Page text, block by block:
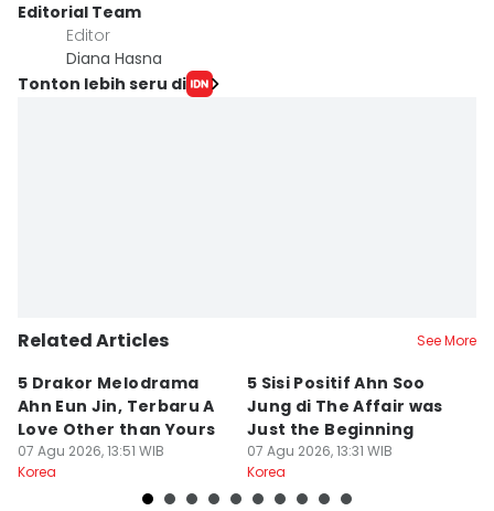
Editorial Team
Editor
Diana Hasna
Tonton lebih seru di
Related Articles See More
5 Drakor Melodrama
Ahn Eun Jin, Terbaru A
Love Other than Yours
07 Agu 2026, 13:51 WIB
Korea
5 Sisi Positif Ahn Soo
Jung di The Affair was
Just the Beginning
07 Agu 2026, 13:31 WIB
Korea